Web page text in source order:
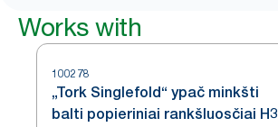
Works with
100278
„Tork Singlefold“ ypač minkšti
balti popieriniai rankšluosčiai H3